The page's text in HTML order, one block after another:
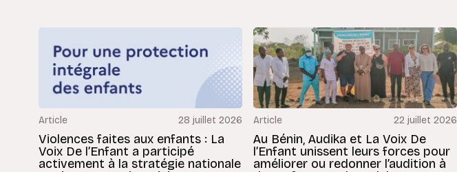
Article 28 juillet 2026
Violences faites aux enfants : La
Voix De l’Enfant a participé
activement à la stratégie nationale
Article 22 juillet 2026
Au Bénin, Audika et La Voix De
l’Enfant unissent leurs forces pour
améliorer ou redonner l’audition à